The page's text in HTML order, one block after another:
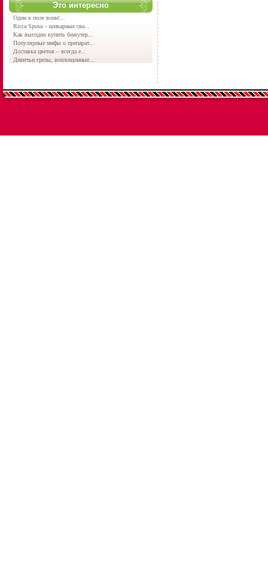
Это интересно
Один в поле воин!...
Ricca Sposa – шикарные сва...
Как выгодно купить бижутер...
Популярные мифы о препарат...
Доставка цветов – всегда е...
Девичьи грезы, воплощенные...